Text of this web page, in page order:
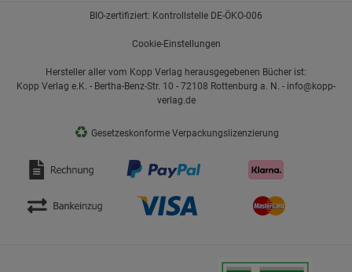
BIO-zertifiziert: Kontrollstelle DE-ÖKO-006
Cookie-Einstellungen
Hersteller aller vom Kopp Verlag herausgegebenen Bücher ist:
Kopp Verlag e.K. - Bertha-Benz-Str. 10 - 72108 Rottenburg a. N. - info@kopp-
verlag.de
♻ Gesetzeskonforme Verpackungslizenzierung